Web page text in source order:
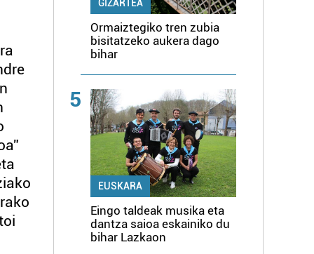
GIZARTEA
Ormaiztegiko tren zubia
bisitatzeko aukera dago
bihar
5
EUSKARA
Eingo taldeak musika eta
dantza saioa eskainiko du
bihar Lazkaon